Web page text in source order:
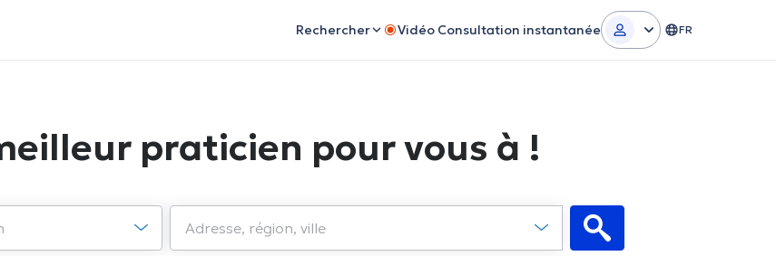
Rechercher Vidéo Consultation instantanée FR
praticien pour vous à !